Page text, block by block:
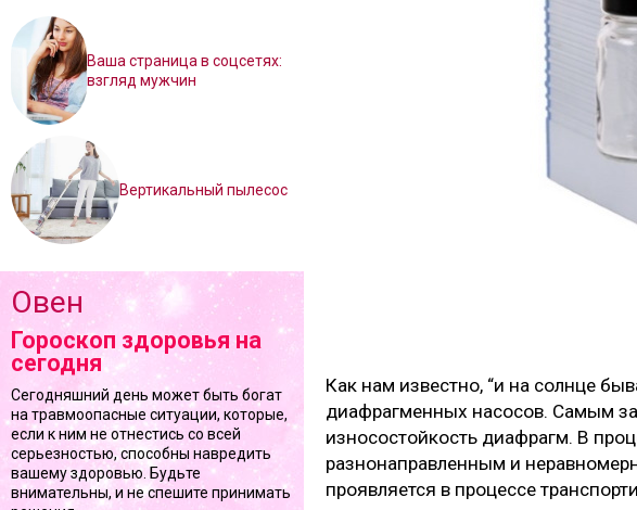
Ваша страница в соцсетях:
взгляд мужчин
Вертикальный пылесос
Овен
Гороскоп здоровья на
сегодня
Сегодняшний день может быть богат
на травмоопасные ситуации, которые,
если к ним не отнестись со всей
серьезностью, способны навредить
вашему здоровью. Будьте
внимательны, и не спешите принимать
Как нам известно, “и на солнце
диафрагменных насосов. Самым
износостойкость диафрагм. В
разнонаправленным и
проявляется в процессе